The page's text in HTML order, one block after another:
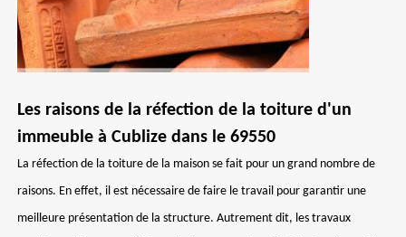
Les raisons de la réfection de la toiture d'un
immeuble à Cublize dans le 69550
La réfection de la toiture de la maison se fait pour un grand nombre de
raisons. En effet, il est nécessaire de faire le travail pour garantir une
meilleure présentation de la structure. Autrement dit, les travaux